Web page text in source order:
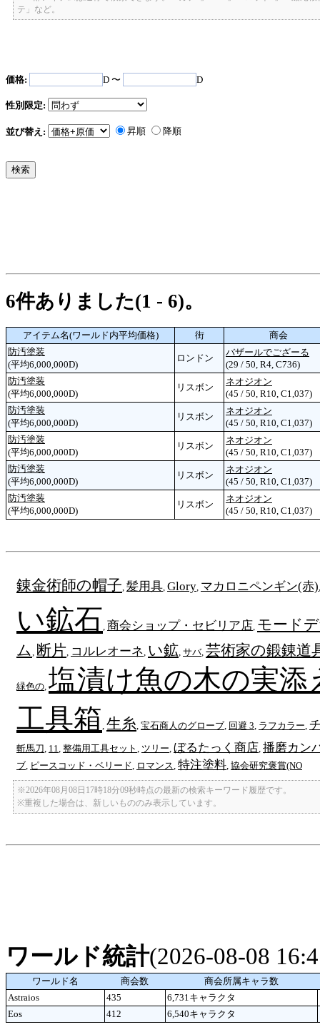
テ」など。
価格: D 〜 D
性別限定:
並び替え: 昇順 降順
6件ありました(1 - 6)。
アイテム名(ワールド内平均価格) 街
商会
防汚塗装
(平均6,000,000D)
ロンドン
バザールでござーる
(29 / 50, R4, C736)
防汚塗装
(平均6,000,000D)
リスボン
ネオジオン
(45 / 50, R10, C1,037)
防汚塗装
(平均6,000,000D)
リスボン
ネオジオン
(45 / 50, R10, C1,037)
防汚塗装
(平均6,000,000D)
リスボン
ネオジオン
(45 / 50, R10, C1,037)
防汚塗装
(平均6,000,000D)
リスボン
ネオジオン
(45 / 50, R10, C1,037)
防汚塗装
(平均6,000,000D)
リスボン
ネオジオン
(45 / 50, R10, C1,037)
錬金術師の帽子 髪用具 Glory マカロニペンギン(赤)
い鉱石 商会ショップ・セビリア店 モード
ム 断片 コルレオーネ い鉱 サバ, 芸術家の鍛錬道
緑色の 塩漬け魚の木の実添
工具箱 生糸 宝石商人のグローブ 回避 3 ラフカラー
斬馬刀 11 整備用工具セット ツリー ぼるたっく商店 播磨カン
ブ ピースコッド・ベリード ロマンス 特注塗料 協会研究褒賞(NO
※2026年08月08日17時18分09秒時点の最新の検索キーワード履歴です。
※重複した場合は、新しいもののみ表示しています。
ワールド統計(2026-08-08
ワールド名 商会数
商会所属キャラ数
Astraios
435 6,731キャラクタ
Eos
412 6,540キャラクタ